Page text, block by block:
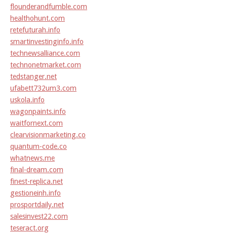
flounderandfumble.com
healthohunt.com
retefuturah.info
smartinvestinginfo.info
technewsalliance.com
technonetmarket.com
tedstanger.net
ufabett732um3.com
uskola.info
wagonpaints.info
waitfornext.com
clearvisionmarketing.co
quantum-code.co
whatnews.me
final-dream.com
finest-replica.net
gestioneinh.info
prosportdaily.net
salesinvest22.com
teseract.org